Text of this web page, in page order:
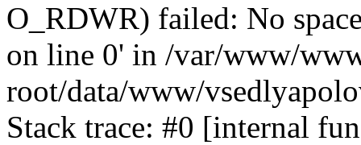
O_RDWR) failed: No
on line 0' in /var/www/
root/data/www/
Stack trace: #0 [internal